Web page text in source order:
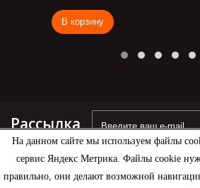
На данном сайте мы используем файлы
сервис Яндекс Метрика. Файлы cookie
правильно, они делают возможной
В корзину
Рассылка